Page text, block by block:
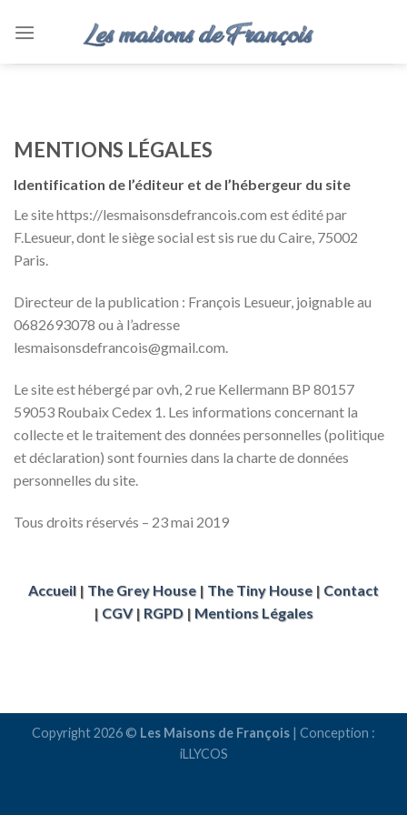
MENTIONS LÉGALES
Identification de l’éditeur et de l’hébergeur du site
Le site https://lesmaisonsdefrancois.com est édité par
F.Lesueur, dont le siège social est sis rue du Caire, 75002
Paris.
Directeur de la publication : François Lesueur, joignable au
0682693078 ou à l’adresse
lesmaisonsdefrancois@gmail.com.
Le site est hébergé par ovh, 2 rue Kellermann BP 80157
59053 Roubaix Cedex 1. Les informations concernant la
collecte et le traitement des données personnelles (politique
et déclaration) sont fournies dans la charte de données
personnelles du site.
Tous droits réservés – 23 mai 2019
Accueil | The Grey House| The Tiny House| Contact
| CGV| RGPD | Mentions Légales
Copyright 2026 © Les Maisons de François | Conception :
iLLYCOS